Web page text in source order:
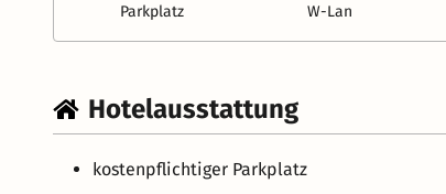
Parkplatz W-Lan
Hotelausstattung
kostenpflichtiger Parkplatz